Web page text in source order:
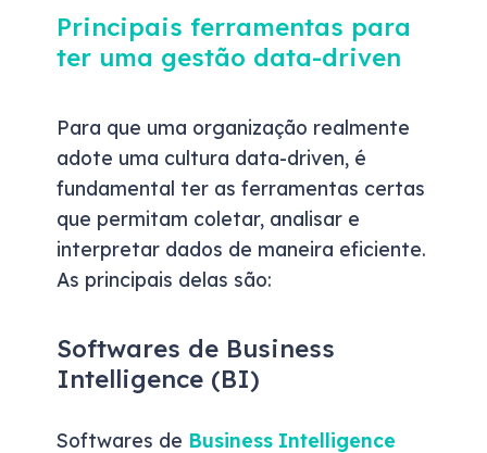
Principais ferramentas para
ter uma gestão data-driven
Para que uma organização realmente
adote uma cultura data-driven, é
fundamental ter as ferramentas certas
que permitam coletar, analisar e
interpretar dados de maneira eficiente.
As principais delas são:
Softwares de Business
Intelligence (BI)
Softwares de Business Intelligence